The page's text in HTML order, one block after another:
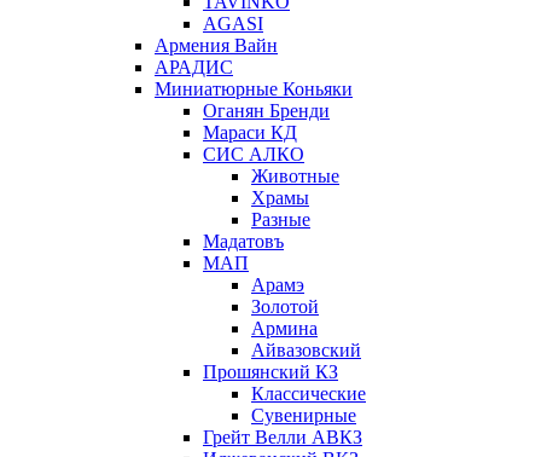
AGASI
Армения Вайн
АРАДИС
Миниатюрные Коньяки
Оганян Бренди
Мараси КД
СИС АЛКО
Животные
Храмы
Разные
Мадатовъ
МАП
Арамэ
Золотой
Армина
Айвазовский
Прошянский КЗ
Классические
Сувенирные
Грейт Велли АВКЗ